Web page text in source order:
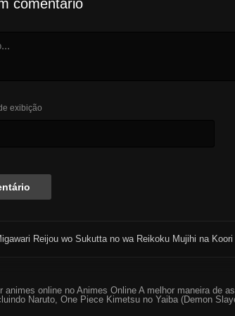
comentário
exibição
Reijou wo Sukutta no wa Reikoku Mujihi na
animes online no Animes Online A melhor maneira de
Naruto, One Piece Kimetsu no Yaiba (Demon